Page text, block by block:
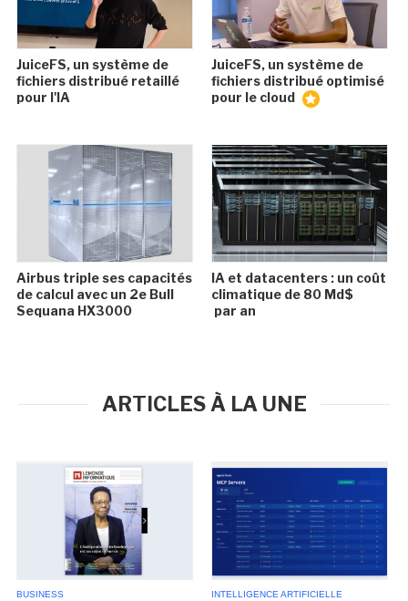
JuiceFS, un système de
fichiers distribué retaillé
pour l'IA
JuiceFS, un système de
fichiers distribué optimisé
pour le cloud
Airbus triple ses capacités
de calcul avec un 2e Bull
Sequana HX3000
IA et datacenters : un coût
climatique de 80 Md$
par an
ARTICLES À LA UNE
BUSINESS INTELLIGENCE ARTIFICIELLE